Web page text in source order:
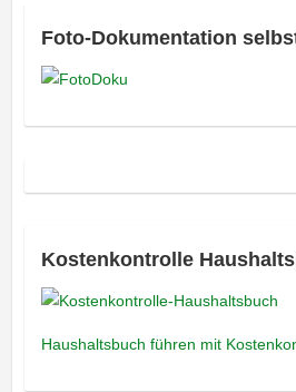
Foto-Dokumentation
Kostenkontrolle
Haushaltsbuch führen mit